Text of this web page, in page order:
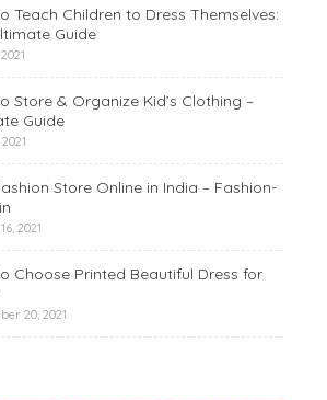
Teach Children to Dress Themselves:
Guide
Store & Organize Kid’s Clothing –
Guide
Store Online in India – Fashion-
2021
Choose Printed Beautiful Dress for
20, 2021